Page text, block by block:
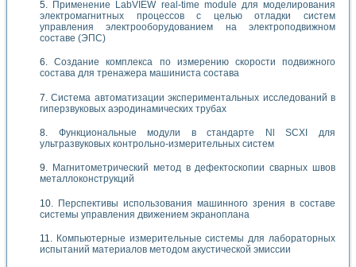
Применение LabVIEW real-time module для моделирования
электромагнитных процессов с целью отладки систем
управления электрооборудованием на электроподвижном
составе (ЭПС)
Создание комплекса по измерению скорости подвижного
состава для тренажера машиниста состава
Система автоматизации экспериментальных исследований в
гиперзвуковых аэродинамических трубах
Функциональные модули в стандарте Nl SCXI для
ультразвуковых контрольно-измерительных систем
Магнитометрический метод в дефектоскопии сварных швов
металлоконструкций
Перспективы использования машинного зрения в составе
системы управления движением экраноплана
Компьютерные измерительные системы для лабораторных
испытаний материалов методом акустической эмиссии